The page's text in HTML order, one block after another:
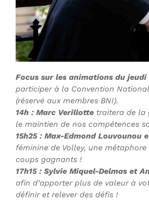
Focus sur les animations du
participer à la Convention
(réservé aux membres BNI).
14h : Marc Verillottetraitera de la
le maintien de nos compétences
15h25 : Max-Edmond Louvounou
féminine de Volley, une
coups gagnants !
17h15 : Sylvie Miquel-Delmas et
afin d’apporter plus de valeur à
définir et relever des défis !